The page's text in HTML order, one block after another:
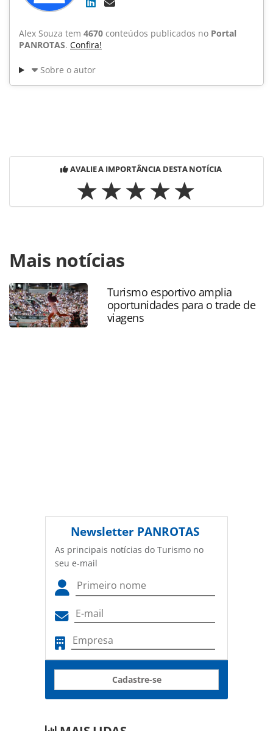
Alex Souza tem 4670 conteúdos publicados no Portal
PANROTAS. Confira!
Sobre o autor
AVALIE A IMPORTÂNCIA DESTA NOTÍCIA
https://www.panrotas.com.br/noticia-
turismo/aviacao/2013/07/avianca-inaugura-rota-entre-
bogota-e-cancun_90247.html ou as ferramentas oferecidas
na página. Todo o conteúdo produzido pela PANROTAS
Editora é protegido pela legislação brasileira sobre direito
autoral. Não reproduza o conteúdo sem autorização da
Mais notícias
Turismo esportivo amplia
oportunidades para o trade de
viagens
Newsletter PANROTAS
As principais notícias do Turismo no
seu e-mail
Cadastre-se